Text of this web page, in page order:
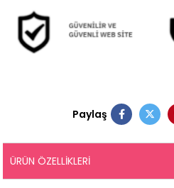
Paylaş
ÜRÜN ÖZELLIKLERI